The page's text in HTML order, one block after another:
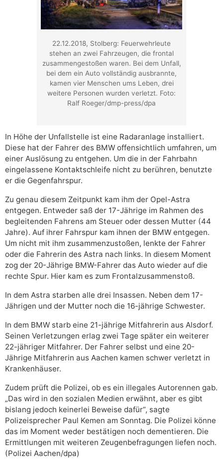
22.12.2018, Stolberg: Feuerwehrleute
stehen an zwei Fahrzeugen, die frontal
zusammengestoßen waren. Bei dem Unfall,
bei dem ein Auto vollständig ausbrannte,
kamen vier Menschen ums Leben, drei
weitere Personen wurden verletzt. Foto:
Ralf Roeger/dmp-press/dpa
In Höhe der Unfallstelle ist eine Radaranlage installiert.
Diese hat der Fahrer des BMW offensichtlich umfahren, um
einer Auslösung zu entgehen. Um die in der Fahrbahn
eingelassene Kontaktschleife nicht zu berühren, benutzte
er die Gegenfahrspur.
Zu genau diesem Zeitpunkt kam ihm der Opel-Astra
entgegen. Entweder saß der 17-Jährige im Rahmen des
begleitenden Fahrens am Steuer oder dessen Mutter (44
Jahre). Auf ihrer Fahrspur kam ihnen der BMW entgegen.
Um nicht mit ihm zusammenzustoßen, lenkte der Fahrer
oder die Fahrerin des Astra nach links. In diesem Moment
zog der 20-Jährige BMW-Fahrer das Auto wieder auf die
rechte Spur. Hier kam es zum Frontalzusammenstoß.
In dem Astra starben alle drei Insassen. Neben dem 17-
Jährigen und der Mutter noch die 16-jährige Schwester.
In dem BMW starb eine 21-jährige Mitfahrerin aus Alsdorf.
Seinen Verletzungen erlag zwei Tage später ein weiterer
22-jähriger Mitfahrer. Der Fahrer selbst und eine 20-
Jährige Mitfahrerin aus Aachen kamen schwer verletzt in
Krankenhäuser.
Zudem prüft die Polizei, ob es ein illegales Autorennen gab.
„Das wird in den sozialen Medien erwähnt, aber es gibt
bislang jedoch keinerlei Beweise dafür“, sagte
Polizeisprecher Paul Kemen am Sonntag. Die Polizei könne
das im Moment weder bestätigen noch dementieren. Die
Ermittlungen mit weiteren Zeugenbefragungen liefen noch.
(Polizei Aachen/dpa)